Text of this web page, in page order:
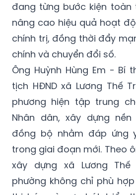
đang từng bước kiện toàn
nâng cao hiệu quả hoạt
chính trị, đồng thời đẩy
chính và chuyển đổi số.
Ông Huỳnh Hùng Em - Bí
tịch HĐND xã Lương Thế
phương hiện tập trung
Nhân dân, xây dựng
đồng bộ nhằm đáp ứng
trong giai đoạn mới. Theo
xây dựng xã Lương
phường không chỉ phù